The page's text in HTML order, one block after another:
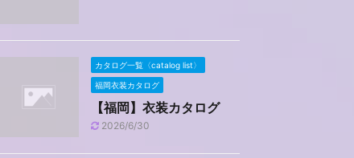
カタログ一覧〈catalog list〉
福岡衣装カタログ
【福岡】衣装カタログ
2026/6/30